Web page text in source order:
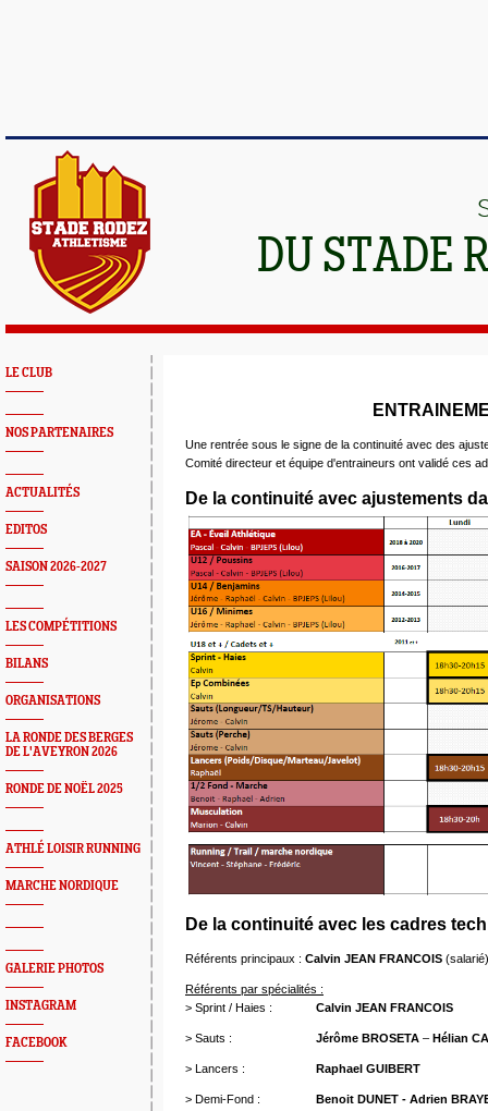
DU STADE
LE CLUB
NOS PARTENAIRES
ACTUALITÉS
EDITOS
SAISON 2026-2027
LES COMPÉTITIONS
BILANS
ORGANISATIONS
LA RONDE DES BERGES
DE L'AVEYRON 2026
RONDE DE NOËL 2025
ATHLÉ LOISIR RUNNING
MARCHE NORDIQUE
GALERIE PHOTOS
INSTAGRAM
FACEBOOK
Une rentrée sous le signe de la continuité avec des
Comité directeur et équipe d'entraineurs ont validé ces
De la continuité avec ajustements
De la continuité avec les cadres
Référents principaux : Calvin JEAN FRANCOIS
Référents par spécialités :
> Sprint / Haies :
Calvin JEAN FRANCOIS
> Sauts : Jérôme BROSETA – Hélian
> Lancers : Raphael GUIBERT
> Demi-Fond : Benoit DUNET - Adrien